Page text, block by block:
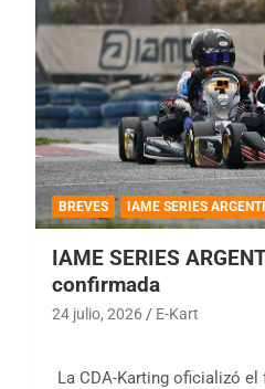
BREVES IAME SERIES
IAME SERIES
confirmada
24 julio, 2026 E-Kart
La CDA-Karting oficializó